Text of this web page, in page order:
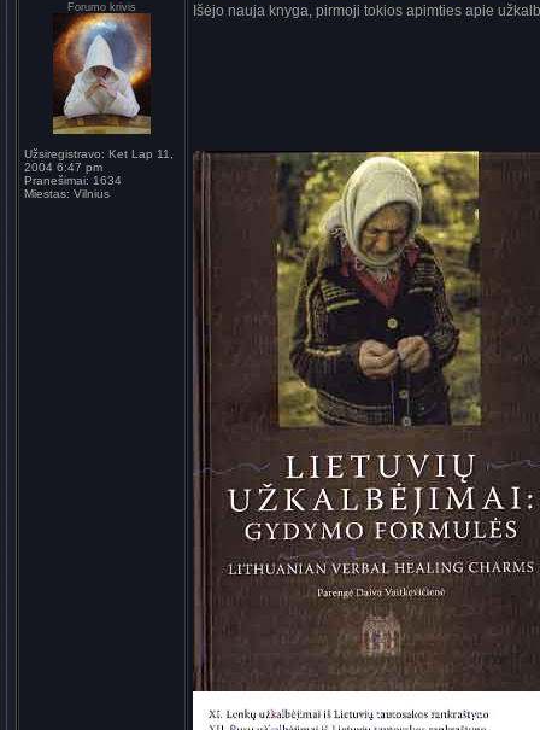
Forumo krivis
Užsiregistravo: Ket Lap 11,
2004 6:47 pm
Pranešimai: 1634
Miestas: Vilnius
Išėjo nauja knyga, pirmoji tokios apimties apie